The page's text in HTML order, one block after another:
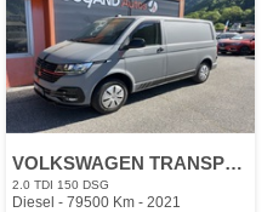
VOLKSWAGEN TRANSPORTER
2.0 TDI 150 DSG
Diesel - 79500 Km- 2021